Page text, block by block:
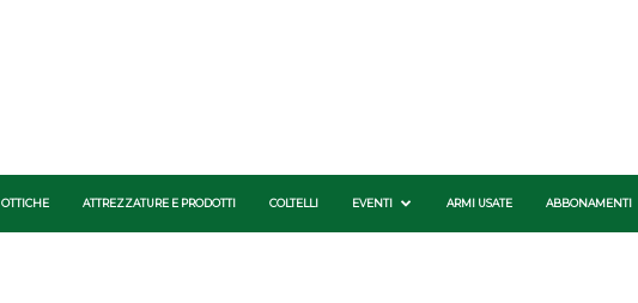
OTTICHE ATTREZZATURE E PRODOTTI COLTELLI EVENTI ARMI USATE ABBONAMENTI